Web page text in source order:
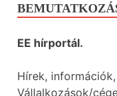
EE hírportál.
Hírek,
Vállalkozások/